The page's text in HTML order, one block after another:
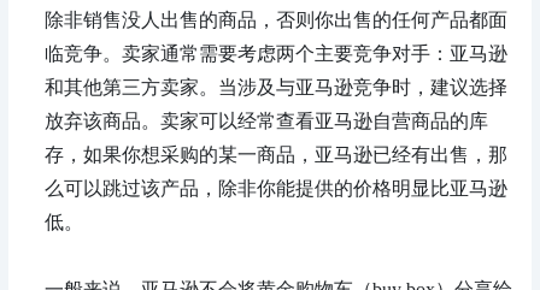
除非销售没人出售的商品，否则你出售的任何产品都面
临竞争。卖家通常需要考虑两个主要竞争对手：亚马逊
和其他第三方卖家。当涉及与亚马逊竞争时，建议选择
放弃该商品。卖家可以经常查看亚马逊自营商品的库
存，如果你想采购的某一商品，亚马逊已经有出售，那
么可以跳过该产品，除非你能提供的价格明显比亚马逊
低。